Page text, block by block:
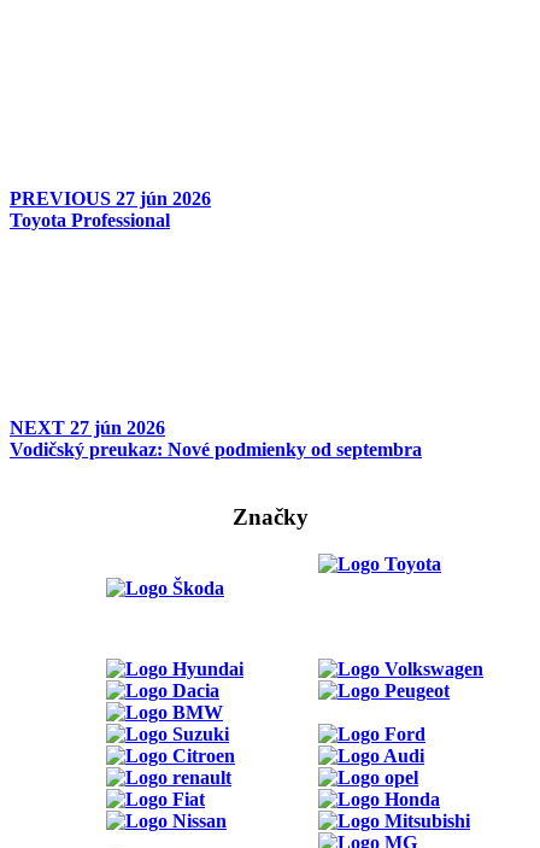
PREVIOUS 27 jún 2026
Toyota Professional
NEXT 27 jún 2026
Vodičský preukaz: Nové podmienky od septembra
Značky